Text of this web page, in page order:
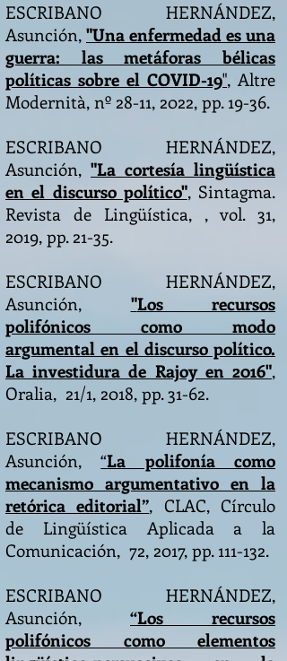
ESCRIBANO HERNÁNDEZ,
Asunción, "Una enfermedad es una
guerra: las metáforas bélicas
políticas sobre el COVID-19", Altre
Modernità, nº 28-11, 2022, pp. 19-36.
ESCRIBANO HERNÁNDEZ,
Asunción, "La cortesía lingüística
en el discurso político", Sintagma.
Revista de Lingüística, , vol. 31,
2019, pp. 21-35.
ESCRIBANO HERNÁNDEZ,
Asunción, "Los recursos
polifónicos como modo
argumental en el discurso político.
La investidura de Rajoy en 2016",
Oralia, 21/1, 2018, pp. 31-62.
ESCRIBANO HERNÁNDEZ,
Asunción,“La polifonía como
mecanismo argumentativo en la
retórica editorial”, CLAC, Círculo
de Lingüística Aplicada a la
Comunicación, 72, 2017, pp. 111-132.
ESCRIBANO HERNÁNDEZ,
Asunción, “Los recursos
polifónicos como elementos